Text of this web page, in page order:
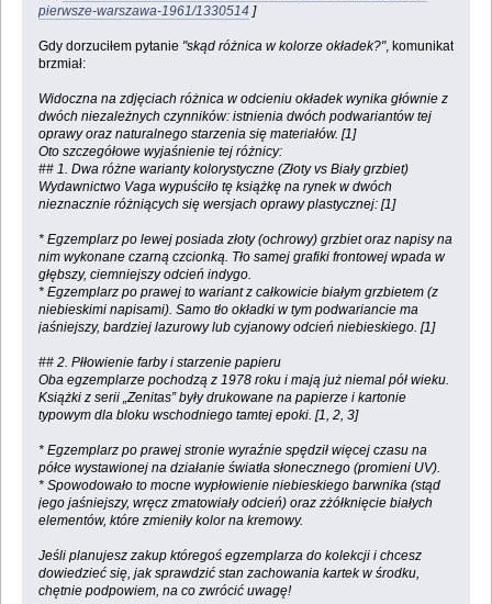
pierwsze-warszawa-1961/1330514 ]
Gdy dorzuciłem pytanie "skąd różnica w kolorze okładek?", komunikat
brzmiał:
Widoczna na zdjęciach różnica w odcieniu okładek wynika głównie z
dwóch niezależnych czynników: istnienia dwóch podwariantów tej
oprawy oraz naturalnego starzenia się materiałów. [1]
Oto szczegółowe wyjaśnienie tej różnicy:
## 1. Dwa różne warianty kolorystyczne (Złoty vs Biały grzbiet)
Wydawnictwo Vaga wypuściło tę książkę na rynek w dwóch
nieznacznie różniących się wersjach oprawy plastycznej: [1]
* Egzemplarz po lewej posiada złoty (ochrowy) grzbiet oraz napisy na
nim wykonane czarną czcionką. Tło samej grafiki frontowej wpada w
głębszy, ciemniejszy odcień indygo.
* Egzemplarz po prawej to wariant z całkowicie białym grzbietem (z
niebieskimi napisami). Samo tło okładki w tym podwariancie ma
jaśniejszy, bardziej lazurowy lub cyjanowy odcień niebieskiego. [1]
## 2. Płłowienie farby i starzenie papieru
Oba egzemplarze pochodzą z 1978 roku i mają już niemal pół wieku.
Książki z serii „Zenitas” były drukowane na papierze i kartonie
typowym dla bloku wschodniego tamtej epoki. [1, 2, 3]
* Egzemplarz po prawej stronie wyraźnie spędził więcej czasu na
półce wystawionej na działanie światła słonecznego (promieni UV).
* Spowodowało to mocne wypłowienie niebieskiego barwnika (stąd
jego jaśniejszy, wręcz zmatowiały odcień) oraz zżółknięcie białych
elementów, które zmieniły kolor na kremowy.
Jeśli planujesz zakup któregoś egzemplarza do kolekcji i chcesz
dowiedzieć się, jak sprawdzić stan zachowania kartek w środku,
chętnie podpowiem, na co zwrócić uwagę!